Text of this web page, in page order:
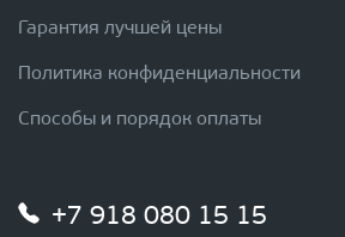
Гарантия лучшей цены
Политика конфиденциальности
Способы и порядок оплаты
+7 918 080 15 15